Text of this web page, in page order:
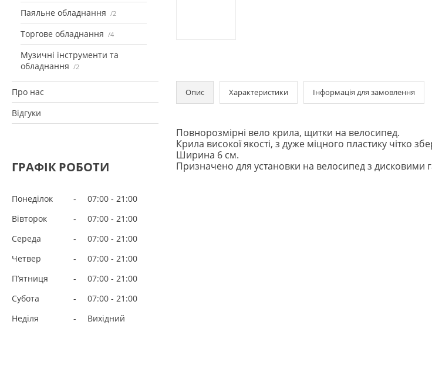
Паяльне обладнання 2
Торгове обладнання 4
Музичні інструменти та
обладнання
2
Про нас
Відгуки
ГРАФІК РОБОТИ
Понеділок 07:00
21:00
Вівторок
07:00
21:00
Середа
07:00
21:00
Четвер
07:00
21:00
Пʼятниця
07:00
21:00
Субота
07:00
21:00
Неділя
Вихідний
Опис Характеристики Інформація для замовлення
Повнорозмірні вело крила, щитки на велосипед.
Крила високої якості, з дуже міцного пластику чітко
Ширина 6 см.
Призначено для установки на велосипед з дисковими